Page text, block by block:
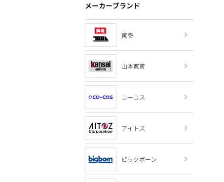
メーカーブランド
寅壱
山本寛斎
コーコス
アイトス
ビックボーン